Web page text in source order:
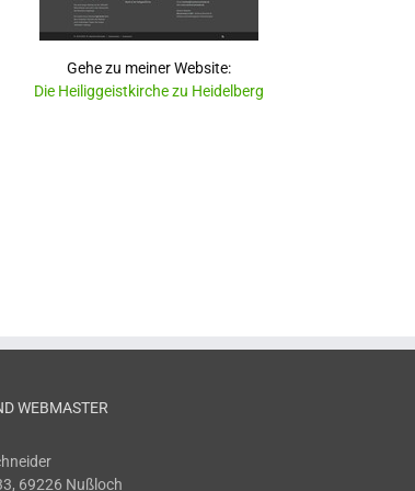
Gehe zu meiner Website:
Die Heiliggeistkirche zu Heidelberg
WEBMASTER
69226 Nußloch